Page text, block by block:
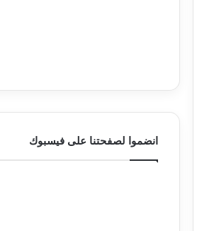
انضموا لصفحتنا على فيسبوك